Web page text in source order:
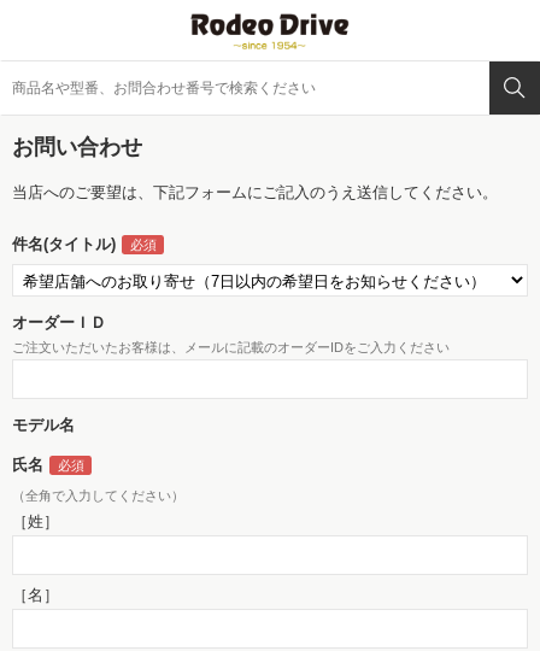
お問い合わせ
当店へのご要望は、下記フォームにご記入のうえ送信してください。
件名(タイトル)
オーダーＩＤ
ご注文いただいたお客様は、メールに記載のオーダーIDをご入力ください
モデル名
氏名
（全角で入力してください）
［姓］
［名］